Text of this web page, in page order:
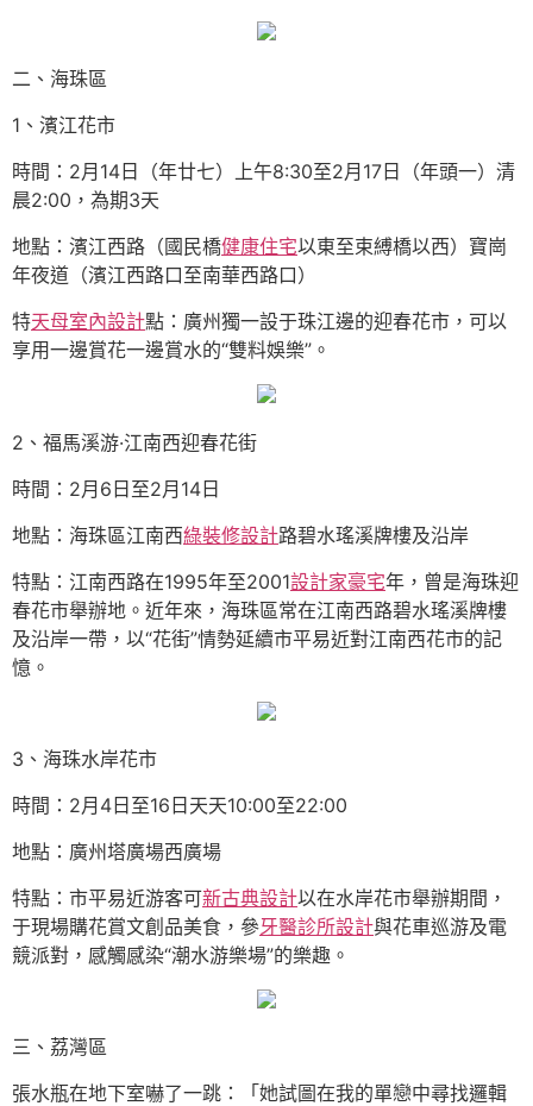
二、海珠區
1、濱江花市
時間：2月14日（年廿七）上午8:30至2月17日（年頭一）清
晨2:00，為期3天
地點：濱江西路（國民橋健康住宅以東至束縛橋以西）寶崗
年夜道（濱江西路口至南華西路口）
特天母室內設計點：廣州獨一設于珠江邊的迎春花市，可以
享用一邊賞花一邊賞水的“雙料娛樂”。
2、福馬溪游·江南西迎春花街
時間：2月6日至2月14日
地點：海珠區江南西綠裝修設計路碧水瑤溪牌樓及沿岸
特點：江南西路在1995年至2001設計家豪宅年，曾是海珠迎
春花市舉辦地。近年來，海珠區常在江南西路碧水瑤溪牌樓
及沿岸一帶，以“花街”情勢延續市平易近對江南西花市的記
憶。
3、海珠水岸花市
時間：2月4日至16日天天10:00至22:00
地點：廣州塔廣場西廣場
特點：市平易近游客可新古典設計以在水岸花市舉辦期間，
于現場購花賞文創品美食，參牙醫診所設計與花車巡游及電
競派對，感觸感染“潮水游樂場”的樂趣。
三、荔灣區
張水瓶在地下室嚇了一跳：「她試圖在我的單戀中尋找邏輯